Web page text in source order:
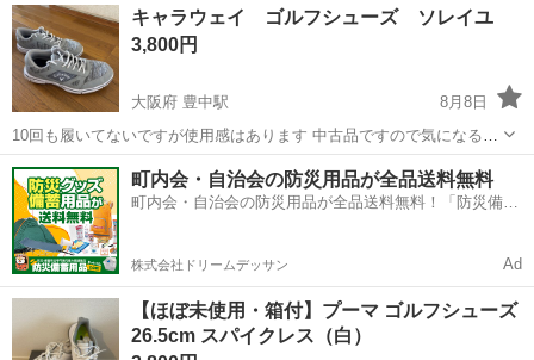
山形 北村山郡 大石田駅 ゴルフ
キャラウェイ ゴルフシューズ ソレイユ
3,800円
大阪府 豊中駅
8月8日
10回も履いてないですが使用感はあります 中古品ですので気になる方
はお控え下さいませ オマケでダンロップのボール9つお付けします
大阪 豊中市 豊中駅 靴 ゴルフシューズ
町内会・自治会の防災用品が全品送料無料
町内会・自治会の防災用品が全品送料無料！「防災備蓄
株式会社ドリームデッサン Ad
【ほぼ未使用・箱付】プーマ ゴルフシューズ
26.5cm スパイクレス（白）